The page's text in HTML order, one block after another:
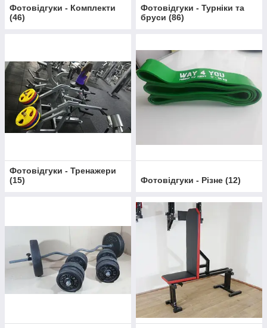
Фотовідгуки - Комплекти
(46)
Фотовідгуки - Турніки та
бруси (86)
Фотовідгуки - Тренажери
(15) Фотовідгуки - Різне (12)